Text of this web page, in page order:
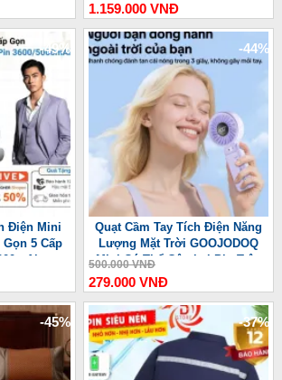
1.159.000 VNĐ
-49%
Điện Mini
5 Cấp
-44%
Quạt Cầm Tay Tích Điện Năng
Lượng Mặt Trời GOOJODOQ
Mini Có Thể Gập Lại Pin Trâu
3600 mAh
500.000 VNĐ
279.000 VNĐ
-45% -37%